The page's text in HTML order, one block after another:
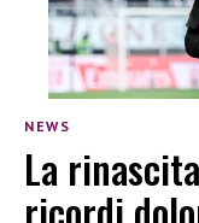
NEWS
La
ricordi